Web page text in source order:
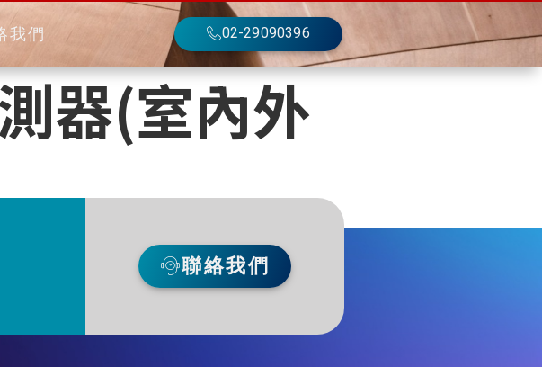
我們 02-29090396
器(室內外
聯絡我們